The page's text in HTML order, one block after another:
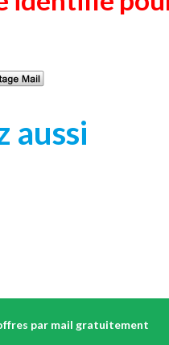
aussi
par mail gratuitement